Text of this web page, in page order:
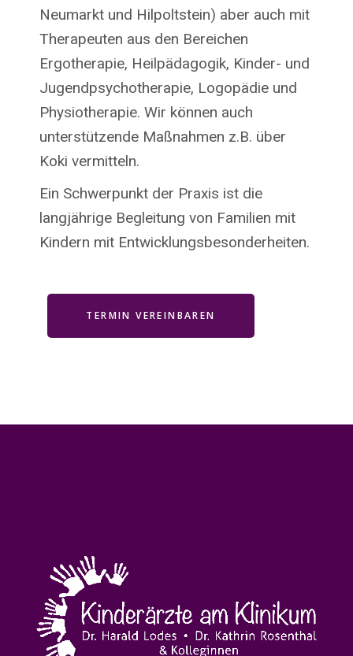
Neumarkt und Hilpoltstein) aber auch mit
Therapeuten aus den Bereichen
Ergotherapie, Heilpädagogik, Kinder- und
Jugendpsychotherapie, Logopädie und
Physiotherapie. Wir können auch
unterstützende Maßnahmen z.B. über
Koki vermitteln.
Ein Schwerpunkt der Praxis ist die
langjährige Begleitung von Familien mit
Kindern mit Entwicklungsbesonderheiten.
TERMIN VEREINBAREN